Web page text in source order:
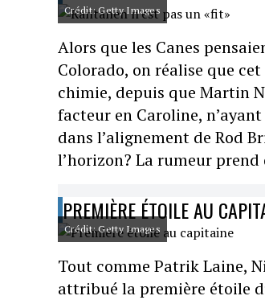
Crédit: Getty Images
Alors que les Canes
Colorado, on réalise que
chimie, depuis que Martin
facteur en Caroline,
dans l’alignement de Rod
l’horizon? La rumeur prend
PREMIÈRE ÉTOILE AU
Crédit: Getty Images
Tout comme Patrik Laine,
attribué la première étoile